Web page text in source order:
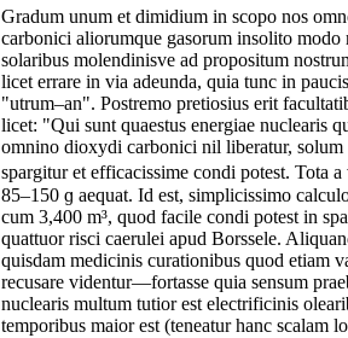
Gradum unum et dimidium in scopo nos
carbonici aliorumque gasorum insolito
solaribus molendinisve ad propositum
licet errare in via adeunda, quia tunc in
"utrum–an". Postremo pretiosius erit
licet: "Qui sunt quaestus energiae nuclearis
omnino dioxydi carbonici nil liberatur,
spargitur et efficacissime condi potest. Tota
85–150 ɡ aequat. Id est, simplicissimo
cum 3,400 m³, quod facile condi potest in
quattuor risci caerulei apud Borssele.
quisdam medicinis curationibus quod etiam
recusare videntur—fortasse quia sensum
nuclearis multum tutior est electrificinis
temporibus maior est (teneatur hanc scalam